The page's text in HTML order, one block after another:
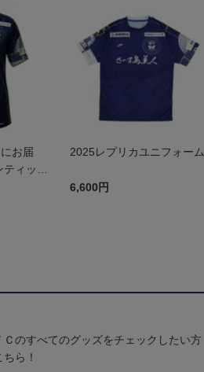
お届
ィック
2025レプリカユニフォーム
6,600円
のすべてのグッズをチェックしたい方
ら！